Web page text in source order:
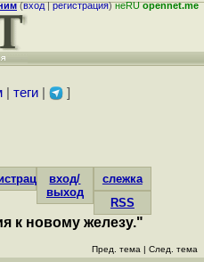
(вход|регистрация)неRUopennet.me
| теги| ]
вход/
выход
слежка
RSS
к новому железу."
Пред. тема | След. тема